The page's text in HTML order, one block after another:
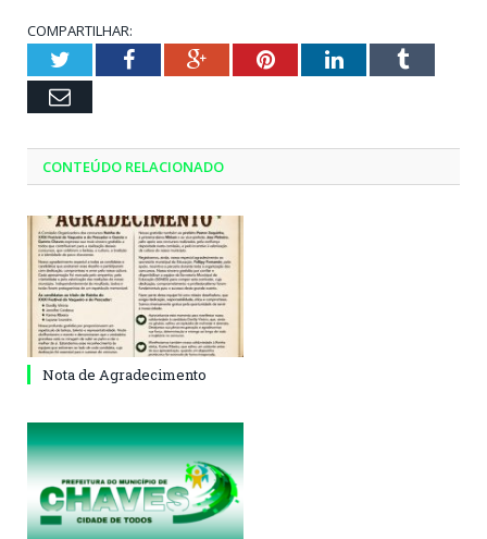
COMPARTILHAR:
TwitterFacebookGoogle+PinterestLinkedInTumblr
Email
CONTEÚDO RELACIONADO
Nota de Agradecimento